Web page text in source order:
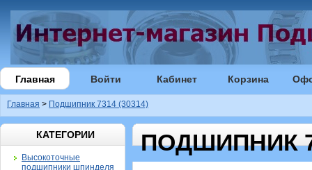
Главная Войти Кабинет Корзина
Главная > Подшипник 7314 (30314)
КАТЕГОРИИ
Высокоточные
подшипники шпинделя
ПОДШИПНИК